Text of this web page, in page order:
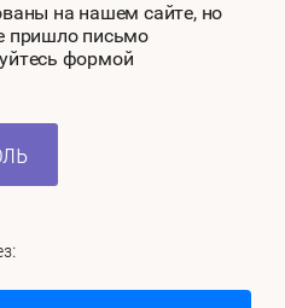
на нашем сайте, но
пришло письмо
формой